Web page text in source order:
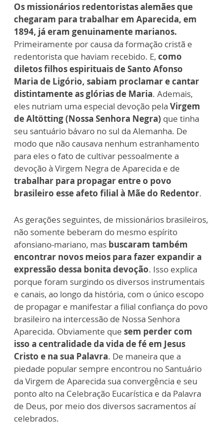
Os missionários redentoristas alemães que
chegaram para trabalhar em Aparecida, em
1894, já eram genuinamente marianos.
Primeiramente por causa da formação cristã e
redentorista que haviam recebido. E, como
diletos filhos espirituais de Santo Afonso
Maria de Ligório, sabiam proclamar e cantar
distintamente as glórias de Maria. Ademais,
eles nutriam uma especial devoção pela Virgem
de Altötting (Nossa Senhora Negra) que tinha
seu santuário bávaro no sul da Alemanha. De
modo que não causava nenhum estranhamento
para eles o fato de cultivar pessoalmente a
devoção à Virgem Negra de Aparecida e de
trabalhar para propagar entre o povo
brasileiro esse afeto filial à Mãe do Redentor.
As gerações seguintes, de missionários brasileiros,
não somente beberam do mesmo espírito
afonsiano-mariano, mas buscaram também
encontrar novos meios para fazer expandir a
expressão dessa bonita devoção. Isso explica
porque foram surgindo os diversos instrumentais
e canais, ao longo da história, com o único escopo
de propagar e manifestar a filial confiança do povo
brasileiro na intercessão de Nossa Senhora
Aparecida. Obviamente que sem perder com
isso a centralidade da vida de fé em Jesus
Cristo e na sua Palavra. De maneira que a
piedade popular sempre encontrou no Santuário
da Virgem de Aparecida sua convergência e seu
ponto alto na Celebração Eucarística e da Palavra
de Deus, por meio dos diversos sacramentos aí
celebrados.